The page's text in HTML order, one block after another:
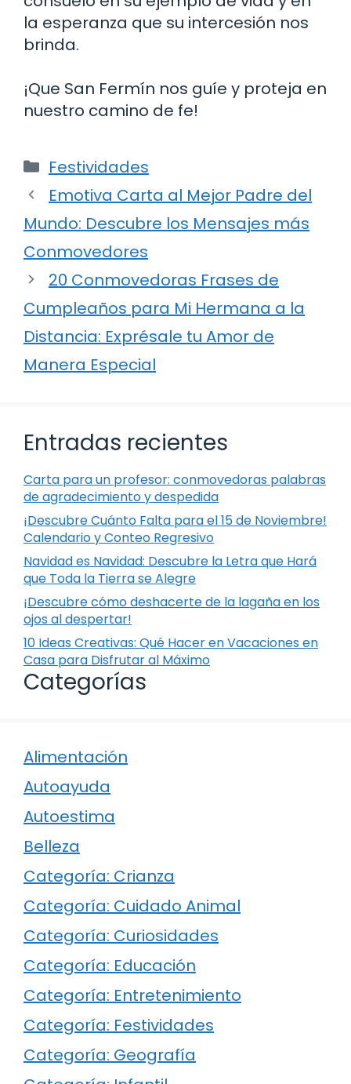
la esperanza que su intercesión nos
brinda.
¡Que San Fermín nos guíe y proteja en
nuestro camino de fe!
Categorías
Festividades
Emotiva Carta al Mejor Padre del
Mundo: Descubre los Mensajes más
Conmovedores
20 Conmovedoras Frases de
Cumpleaños para Mi Hermana a la
Distancia: Exprésale tu Amor de
Manera Especial
Entradas recientes
Carta para un profesor: conmovedoras palabras
de agradecimiento y despedida
¡Descubre Cuánto Falta para el 15 de Noviembre!
Calendario y Conteo Regresivo
Navidad es Navidad: Descubre la Letra que Hará
que Toda la Tierra se Alegre
¡Descubre cómo deshacerte de la lagaña en los
ojos al despertar!
10 Ideas Creativas: Qué Hacer en Vacaciones en
Casa para Disfrutar al Máximo
Categorías
Alimentación
Autoayuda
Autoestima
Belleza
Categoría: Crianza
Categoría: Cuidado Animal
Categoría: Curiosidades
Categoría: Educación
Categoría: Entretenimiento
Categoría: Festividades
Categoría: Geografía